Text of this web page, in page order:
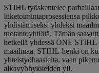
STIHL työskentelee
liiketoimintaprosessiensa
yhdistämiseksi yhdeksi
tuotantoyhtiötä. Tämän
hetkellä yhdessä ONE STIHL
maailmaa. STIHL-henki on
yhteistyöhaasteita, vaan
aikavyöhykkeiden yli.